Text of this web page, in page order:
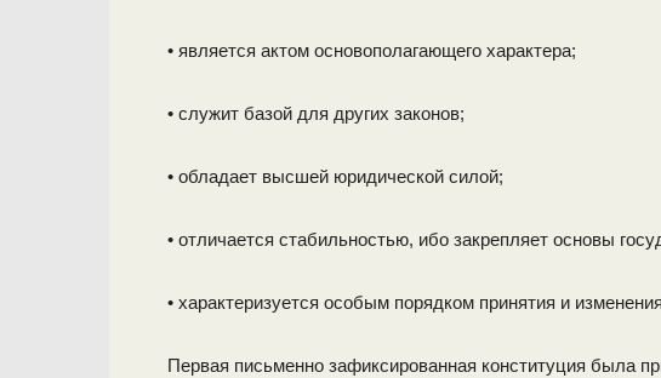
• является актом основополагающего характера;
• служит базой для других законов;
• обладает высшей юридической силой;
• отличается стабильностью, ибо закрепляет основы
• характеризуется особым порядком принятия и
Первая письменно зафиксированная конституция была